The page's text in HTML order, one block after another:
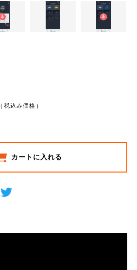
（税込み価格）
カートに入れる